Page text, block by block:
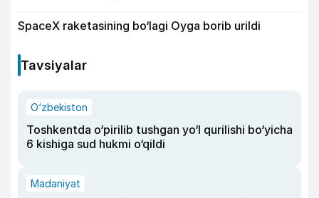
SpaceX raketasining bo‘lagi Oyga borib urildi
Tavsiyalar
O‘zbekiston
Toshkentda o‘pirilib tushgan yo‘l qurilishi bo‘yicha
6 kishiga sud hukmi o‘qildi
Madaniyat